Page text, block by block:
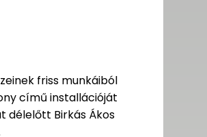
friss munkáiból
című installációját
délelőtt Birkás Ákos